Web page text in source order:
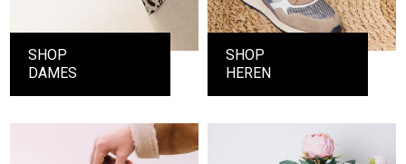
SHOP
DAMES
SHOP
HEREN